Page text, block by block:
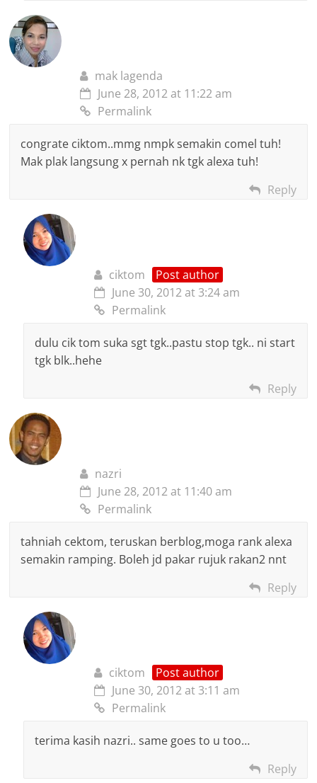
mak lagenda
June 28, 2012 at 11:22 am
Permalink
congrate ciktom..mmg nmpk semakin comel tuh!
Mak plak langsung x pernah nk tgk alexa tuh!
Reply
ciktom
Post author
June 30, 2012 at 3:24 am
Permalink
dulu cik tom suka sgt tgk..pastu stop tgk.. ni start
tgk blk..hehe
Reply
nazri
June 28, 2012 at 11:40 am
Permalink
tahniah cektom, teruskan berblog,moga rank alexa
semakin ramping. Boleh jd pakar rujuk rakan2 nnt
Reply
ciktom
Post author
June 30, 2012 at 3:11 am
Permalink
terima kasih nazri.. same goes to u too…
Reply